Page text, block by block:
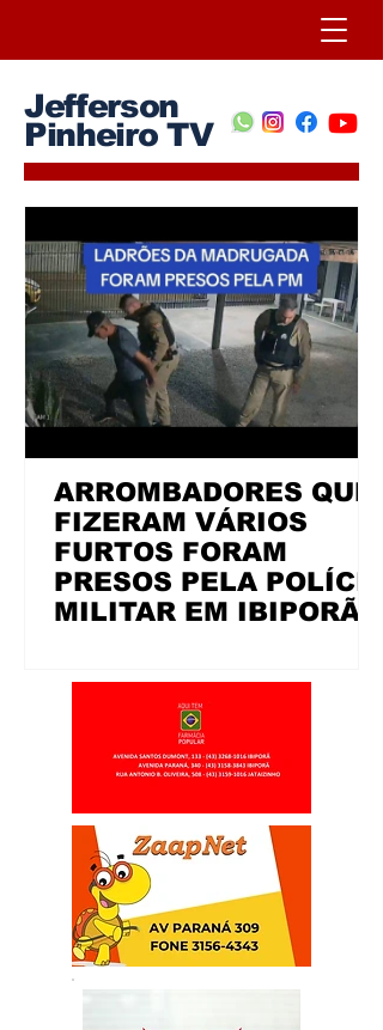
ARROMBADORES QUE
FIZERAM VÁRIOS
FURTOS FORAM
PRESOS PELA POLÍCIA
MILITAR EM IBIPORÃ
Jefferson
Pinheiro TV